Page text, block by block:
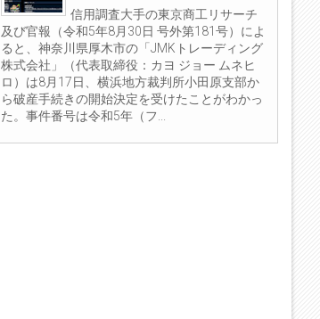
信用調査大手の東京商工リサーチ
及び官報（令和5年8月30日 号外第181号）によ
ると、神奈川県厚木市の「JMKトレーディング
株式会社」（代表取締役：カヨ ジョー ムネヒ
ロ）は8月17日、横浜地方裁判所小田原支部か
ら破産手続きの開始決定を受けたことがわかっ
た。事件番号は令和5年（フ...